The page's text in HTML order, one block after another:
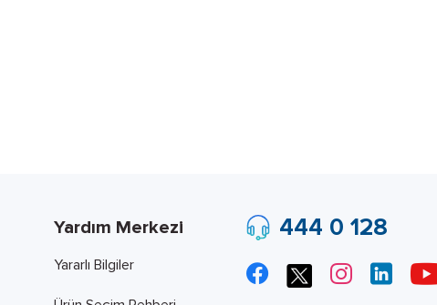
Yardım Merkezi
Yararlı Bilgiler
444 0 128